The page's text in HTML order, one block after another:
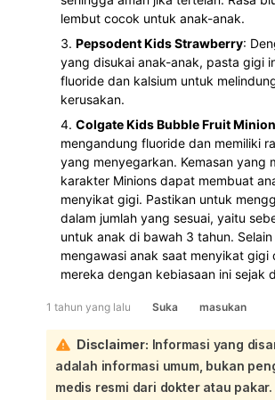
lembut cocok untuk anak-anak.
Pepsodent Kids Strawberry:
yang disukai anak-anak, pasta gigi
fluoride dan kalsium untuk
kerusakan.
Colgate Kids Bubble Fruit
mengandung fluoride dan memiliki
yang menyegarkan. Kemasan yang
karakter Minions dapat membuat
menyikat gigi. Pastikan untuk
dalam jumlah yang sesuai, yaitu
untuk anak di bawah 3 tahun.
mengawasi anak saat menyikat gigi
mereka dengan kebiasaan ini sejak
1 tahun yang lalu Suka masukan
Disclaimer: Informasi yang
adalah informasi umum, bukan
medis resmi dari dokter atau pakar.